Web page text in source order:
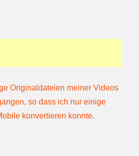
Originaldateien meiner Videos
so dass ich nur einige
konvertieren konnte.
gerecht bei YouTube“